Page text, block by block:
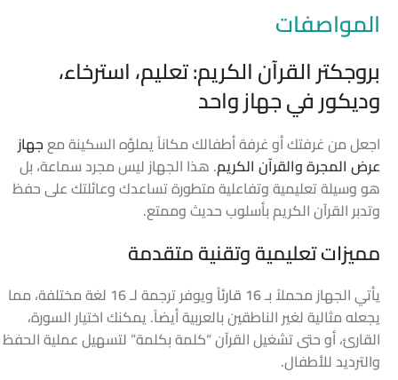
المواصفات
بروجكتر القرآن الكريم: تعليم، استرخاء،
وديكور في جهاز واحد
اجعل من غرفتك أو غرفة أطفالك مكاناً يملؤه السكينة معجهاز
عرض المجرة والقرآن الكريم. هذا الجهاز ليس مجرد سماعة، بل
هو وسيلة تعليمية وتفاعلية متطورة تساعدك وعائلتك على حفظ
وتدبر القرآن الكريم بأسلوب حديث وممتع.
مميزات تعليمية وتقنية متقدمة
يأتي الجهاز محملاً بـ16 قارئاً
ويوفر ترجمة لـ 16 لغة مختلفة، مما
يجعله مثالية لغير الناطقين بالعربية أيضاً. يمكنك اختيار السورة،
القارئ، أو حتى تشغيل القرآن “كلمة بكلمة” لتسهيل عملية الحفظ
والترديد للأطفال.